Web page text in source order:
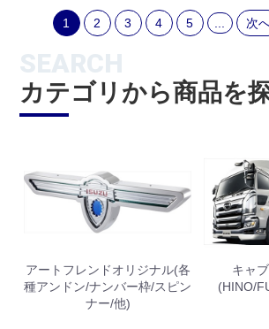
1 2 3 4 5 次
SEARCH
カテゴリから商品を
アートフレンドオリジナル(各
種アンドン/ナンバー枠/スピン
ナー/他)
キャ
(HINO/